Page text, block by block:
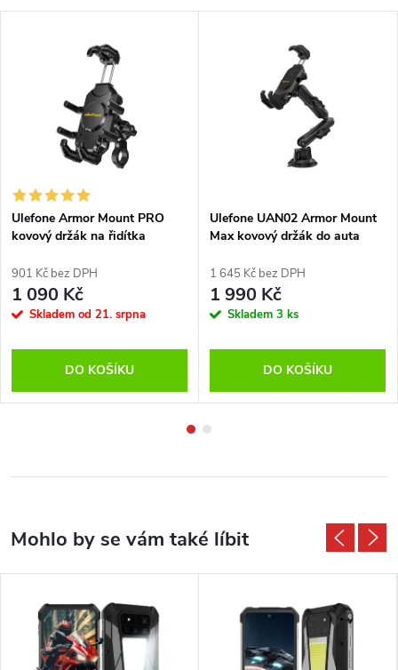
Ulefone Armor Mount PRO
kovový držák na řidítka
901 Kč bez DPH
1 090 Kč
Skladem od 21. srpna
DO KOŠÍKU
Ulefone UAN02 Armor Mount
Max kovový držák do auta
1 645 Kč bez DPH
1 990 Kč
Skladem 3 ks
DO KOŠÍKU